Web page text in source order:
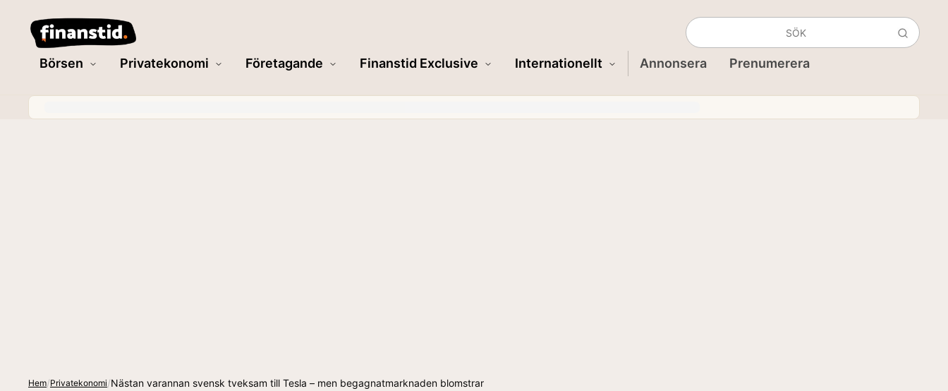
Börsen Privatekonomi Företagande Finanstid Exclusive Internationellt Annonsera Prenumerera
Hem/Privatekonomi/Nästan varannan svensk tveksam till Tesla – men begagnatmarknaden blomstrar